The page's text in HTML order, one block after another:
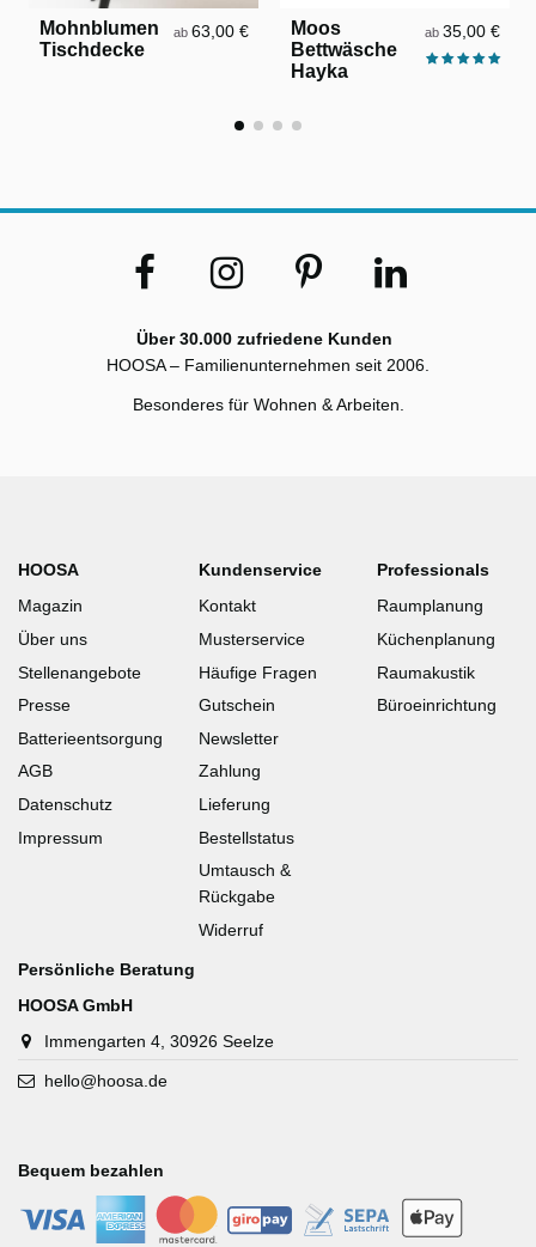
Mohnblumen
Tischdecke
ab 63,00 €
Moos
Bettwäsche
Hayka
ab 35,00 €
Über 30.000 zufriedene Kunden
HOOSA – Familienunternehmen seit 2006.
Besonderes für Wohnen & Arbeiten.
HOOSA
Magazin
Über uns
Stellenangebote
Presse
Batterieentsorgung
AGB
Datenschutz
Impressum
Kundenservice
Kontakt
Musterservice
Häufige Fragen
Gutschein
Newsletter
Zahlung
Lieferung
Bestellstatus
Umtausch &
Rückgabe
Widerruf
Professionals
Raumplanung
Küchenplanung
Raumakustik
Büroeinrichtung
Persönliche Beratung
HOOSA GmbH
Immengarten 4, 30926 Seelze
hello@hoosa.de
Bequem bezahlen
-
- - - -